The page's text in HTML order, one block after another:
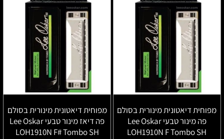
מפוחית דיאטונית מינורית בסולם
פה מינור טבעי Lee Oskar
LOH1910N F Tombo SH
מפוחית דיאטונית מינורית בסולם
פה דיאז מינור טבעי Lee Oskar
LOH1910N F# Tombo SH